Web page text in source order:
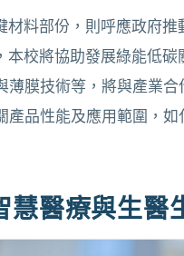
材料部份，則呼應政府推
本校將協助發展綠能低碳
薄膜技術等，將與產業
產品性能及應用範圍，如
慧醫療與生醫